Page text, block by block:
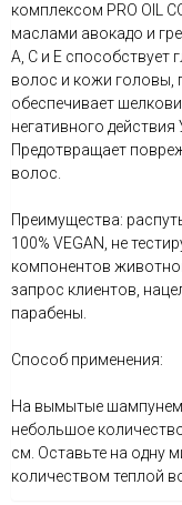
комплексом PRO OIL
маслами авокадо и
А, С и Е способствует
волос и кожи головы,
обеспечивает
негативного
Предотвращает
волос.
Преимущества:
100% VEGAN, не
компонентов
запрос клиентов,
парабены.
Способ применения:
На вымытые шампунем
небольшое
см. Оставьте на одну
количеством теплой